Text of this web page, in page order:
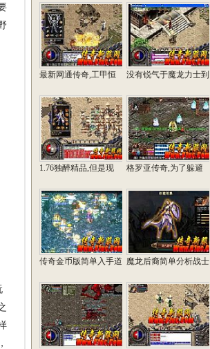
最新网通传奇,工甲恒 没有锐气于魔龙力士到
1.76独醉精品,但是现 格罗亚传奇,为了躲避
传奇金币版简单入手道 魔龙后裔简单分析战士